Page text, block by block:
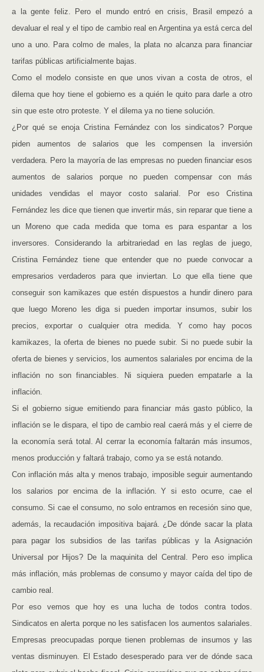
a la gente feliz. Pero el mundo entró en crisis, Brasil empezó a
devaluar el real y el tipo de cambio real en Argentina ya está cerca del
uno a uno. Para colmo de males, la plata no alcanza para financiar
tarifas públicas artificialmente bajas.
Como el modelo consiste en que unos vivan a costa de otros, el
dilema que hoy tiene el gobierno es a quién le quito para darle a otro
sin que este otro proteste. Y el dilema ya no tiene solución.
¿Por qué se enoja Cristina Fernández con los sindicatos? Porque
piden aumentos de salarios que les compensen la inversión
verdadera. Pero la mayoría de las empresas no pueden financiar esos
aumentos de salarios porque no pueden compensar con más
unidades vendidas el mayor costo salarial. Por eso Cristina
Fernández les dice que tienen que invertir más, sin reparar que tiene a
un Moreno que cada medida que toma es para espantar a los
inversores. Considerando la arbitrariedad en las reglas de juego,
Cristina Fernández tiene que entender que no puede convocar a
empresarios verdaderos para que inviertan. Lo que ella tiene que
conseguir son kamikazes que estén dispuestos a hundir dinero para
que luego Moreno les diga si pueden importar insumos, subir los
precios, exportar o cualquier otra medida. Y como hay pocos
kamikazes, la oferta de bienes no puede subir. Si no puede subir la
oferta de bienes y servicios, los aumentos salariales por encima de la
inflación no son financiables. Ni siquiera pueden empatarle a la
inflación.
Si el gobierno sigue emitiendo para financiar más gasto público, la
inflación se le dispara, el tipo de cambio real caerá más y el cierre de
la economía será total. Al cerrar la economía faltarán más insumos,
menos producción y faltará trabajo, como ya se está notando.
Con inflación más alta y menos trabajo, imposible seguir aumentando
los salarios por encima de la inflación. Y si esto ocurre, cae el
consumo. Si cae el consumo, no solo entramos en recesión sino que,
además, la recaudación impositiva bajará. ¿De dónde sacar la plata
para pagar los subsidios de las tarifas públicas y la Asignación
Universal por Hijos? De la maquinita del Central. Pero eso implica
más inflación, más problemas de consumo y mayor caída del tipo de
cambio real.
Por eso vemos que hoy es una lucha de todos contra todos.
Sindicatos en alerta porque no les satisfacen los aumentos salariales.
Empresas preocupadas porque tienen problemas de insumos y las
ventas disminuyen. El Estado desesperado para ver de dónde saca